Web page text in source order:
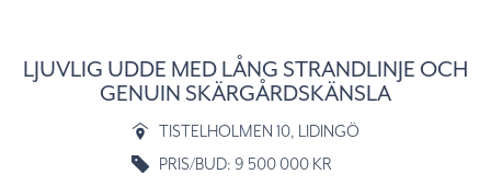
LJUVLIG UDDE MED LÅNG STRANDLINJE OCH
GENUIN SKÄRGÅRDSKÄNSLA
TISTELHOLMEN 10, LIDINGÖ
PRIS/BUD: 9 500 000 KR